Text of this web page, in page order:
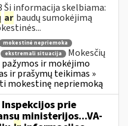
Ši informacija skelbiama:
ar baudų sumokėjimą
mokestinė nepriemoka
ekstremali situacija
Mokesčių
pažymos ir mokėjimo
ir prašymų teikimas »
mokestinę nepriemoką
Inspekcijos prie
ministerijos...VA-